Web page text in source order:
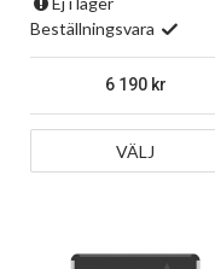
Beställningsvara
6 190
VÄLJ